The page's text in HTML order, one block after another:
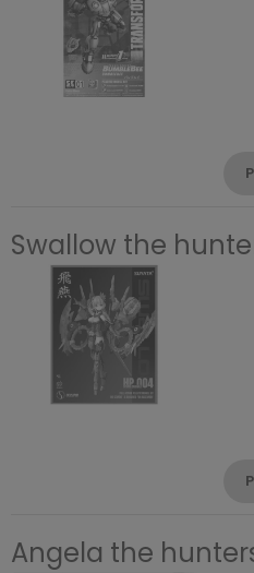
Swallow the
Angela the